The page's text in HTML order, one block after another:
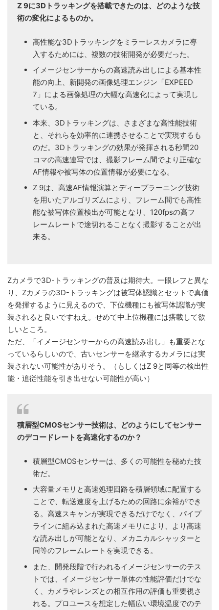
Z 9に3Dトラッキングを搭載できたのは、どのような技
術の変化によるものか。
高性能な3Dトラッキングをミラーレスカメラに導
入するためには、複数の技術開発が必要だった。
イメージセンサーからの高速読み出しによる基本性
能の向上、新開発の画像処理エンジン「EXPEED
7」による画像処理の大幅な高速化によって実現し
ている。
本来、3Dトラッキングは、さまざまな高性能技術
と、それらを効率的に連携させることで実現するも
のだ。3Dトラッキングの効果が発揮される秒間20
コマの高速連写では、撮影フレーム間でより正確な
AF情報や被写体の位置情報が必要になる。
Z 9は、高速AF情報演算とディープラーニング技術
を用いたアルゴリズムにより、フレーム間でも高性
能な被写体位置検出が可能となり、120fpsの高フ
レームレートで途切れることなく撮影することが出
来る。
Zカメラで3D-トラッキングの普及は期待大。一眼レフと異な
り、Zカメラの3D-トラッキングは被写体認識とセットで真価
を発揮するように見えるので、下位機種にも被写体認識が実
装されると良いですねえ。せめて中上位機種には搭載して欲
しいところ。
ただ、「イメージセンサーからの高速読み出し」も重要とな
っているらしいので、古いセンサーを継承するカメラには実
装されない可能性がありそう。（もしくはZ 9と同等の検出性
能・追従性能を引き出せない可能性が高い）
積層型CMOSセンサー技術は、どのようにしてセンサー
のデコードレートを高速化するのか？
積層型CMOSセンサーは、多くの可能性を秘めた技
術だ。
大容量メモリと高速処理回路を積層領域に配置する
ことで、転送速度を上げるための回路に余裕ができ
る。高速スキャンが実現できるだけでなく、パイプ
ラインに組み込まれた高速メモリにより、より高速
な読み出しが可能となり、メカニカルシャッターと
同等のフレームレートを実現できる。
また、開発段階で行われるイメージセンサーのテス
トでは、イメージセンサー単体の性能評価だけでな
く、カメラやレンズとの相互作用の評価も重要視さ
れる。プロユースを想定した幅広い環境温度でのテ